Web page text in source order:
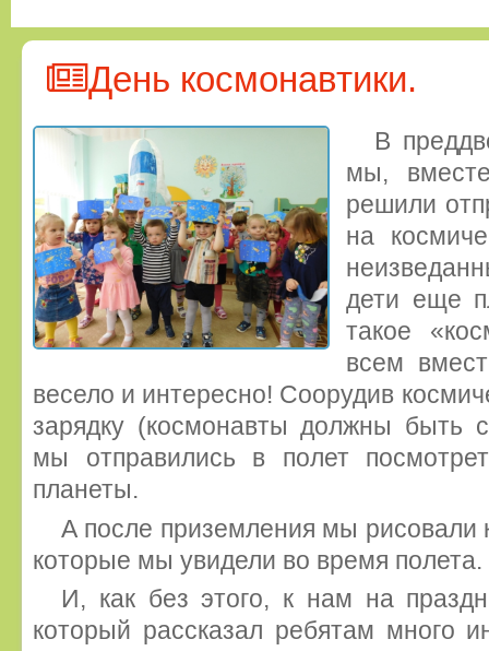
День космонавтики.
В
мы,
решили
на
дети еще
такое
всем
весело и интересно! Соорудив
зарядку (космонавты должны быть
мы отправились в полет
планеты.
А после приземления мы рисовали
которые мы увидели во время полета.
И, как без этого, к нам на
который рассказал ребятам много